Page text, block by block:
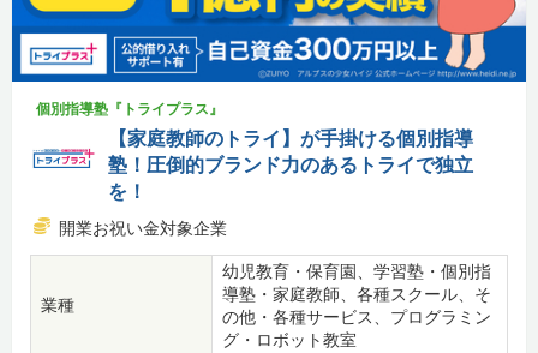
個別指導塾『トライプラス』
【家庭教師のトライ】が手掛ける個別指導
塾！圧倒的ブランド力のあるトライで独立
を！
開業お祝い金対象企業
業種
幼児教育・保育園、学習塾・個別指
導塾・家庭教師、各種スクール、そ
の他・各種サービス、プログラミン
グ・ロボット教室